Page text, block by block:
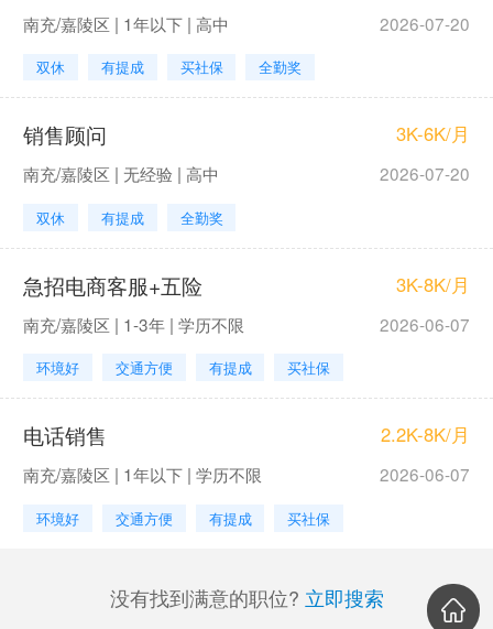
南充/嘉陵区 | 1年以下 | 高中 2026-07-20
双休 有提成 买社保 全勤奖
销售顾问 3K-6K/月
南充/嘉陵区 | 无经验 | 高中 2026-07-20
双休 有提成 全勤奖
急招电商客服+五险 3K-8K/月
南充/嘉陵区 | 1-3年 | 学历不限 2026-06-07
环境好 交通方便 有提成 买社保
电话销售 2.2K-8K/月
南充/嘉陵区 | 1年以下 | 学历不限 2026-06-07
环境好 交通方便 有提成 买社保
没有找到满意的职位? 立即搜索